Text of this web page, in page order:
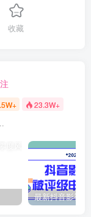
收藏
23.3W+